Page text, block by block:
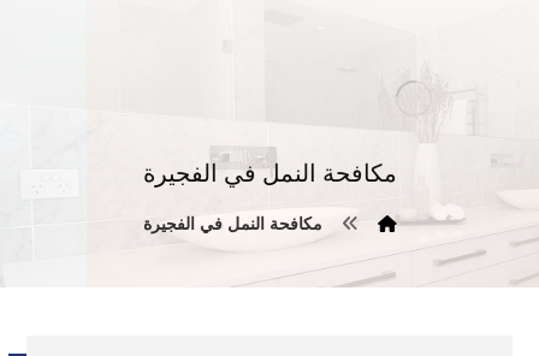
مكافحة النمل في الفجيرة
مكافحة النمل في الفجيرة